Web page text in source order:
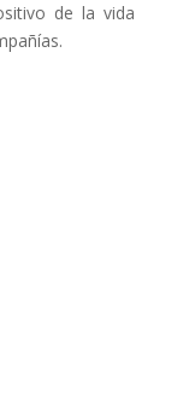
de la vida